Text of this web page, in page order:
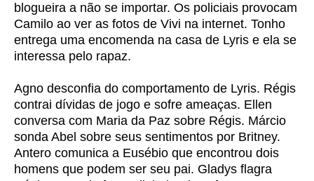
blogueira a não se importar. Os policiais provocam
Camilo ao ver as fotos de Vivi na internet. Tonho
entrega uma encomenda na casa de Lyris e ela se
interessa pelo rapaz.
Agno desconfia do comportamento de Lyris. Régis
contrai dívidas de jogo e sofre ameaças. Ellen
conversa com Maria da Paz sobre Régis. Márcio
sonda Abel sobre seus sentimentos por Britney.
Antero comunica a Eusébio que encontrou dois
homens que podem ser seu pai. Gladys flagra